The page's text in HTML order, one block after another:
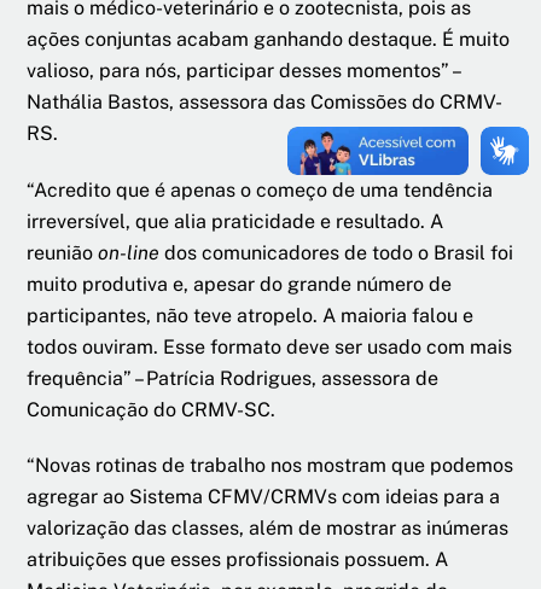
mais o médico-veterinário e o zootecnista, pois as
ações conjuntas acabam ganhando destaque. É muito
valioso, para nós, participar desses momentos” –
Nathália Bastos, assessora das Comissões do CRMV-
RS.
“Acredito que é apenas o começo de uma tendência
irreversível, que alia praticidade e resultado. A
reuniãoon-line dos comunicadores de todo o Brasil foi
muito produtiva e, apesar do grande número de
participantes, não teve atropelo. A maioria falou e
todos ouviram. Esse formato deve ser usado com mais
frequência” – Patrícia Rodrigues, assessora de
Comunicação do CRMV-SC.
“Novas rotinas de trabalho nos mostram que podemos
agregar ao Sistema CFMV/CRMVs com ideias para a
valorização das classes, além de mostrar as inúmeras
atribuições que esses profissionais possuem. A